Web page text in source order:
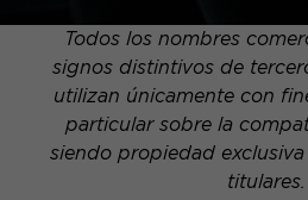
Todos los nombres
signos distintivos de
utilizan únicamente con
particular sobre la
siendo propiedad
titulares.